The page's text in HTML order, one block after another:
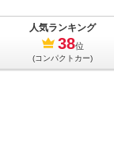
人気ランキング
38位
(コンパクトカー)